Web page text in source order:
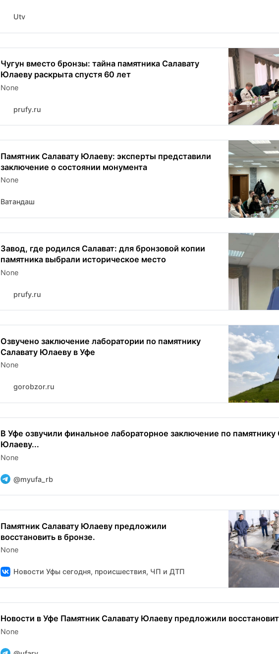
Utv
Чугун вместо бронзы: тайна памятника Салавату
Юлаеву раскрыта спустя 60 лет
None
prufy.ru
Памятник Салавату Юлаеву: эксперты представили
заключение о состоянии монумента
None
Ватандаш
Завод, где родился Салават: для бронзовой копии
памятника выбрали историческое место
None
prufy.ru
Озвучено заключение лаборатории по памятнику
Салавату Юлаеву в Уфе
None
gorobzor.ru
В Уфе озвучили финальное лабораторное заключение по памятнику
Юлаеву...
None
@myufa_rb
Памятник Салавату Юлаеву предложили
восстановить в бронзе.
None
Новости Уфы сегодня, происшествия, ЧП и ДТП
Новости в Уфе Памятник Салавату Юлаеву предложили
None